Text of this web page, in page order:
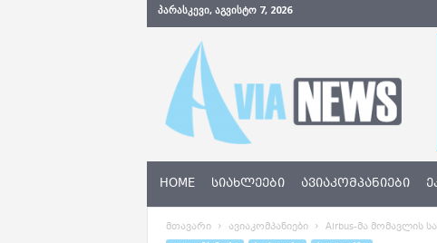
ᲞᲐᲠᲐᲡᲙᲔᲕᲘ, ᲐᲒᲕᲘᲡᲢᲝ 7, 2026
N
w
s
e
HOME ᲡᲘᲐᲮᲚᲔᲔᲑᲘ ᲐᲕᲘᲐᲙᲝᲛᲞᲐᲜᲘᲔᲑᲘ
მთავარი ავიაკომპანიები Airbus-მა მომავლის